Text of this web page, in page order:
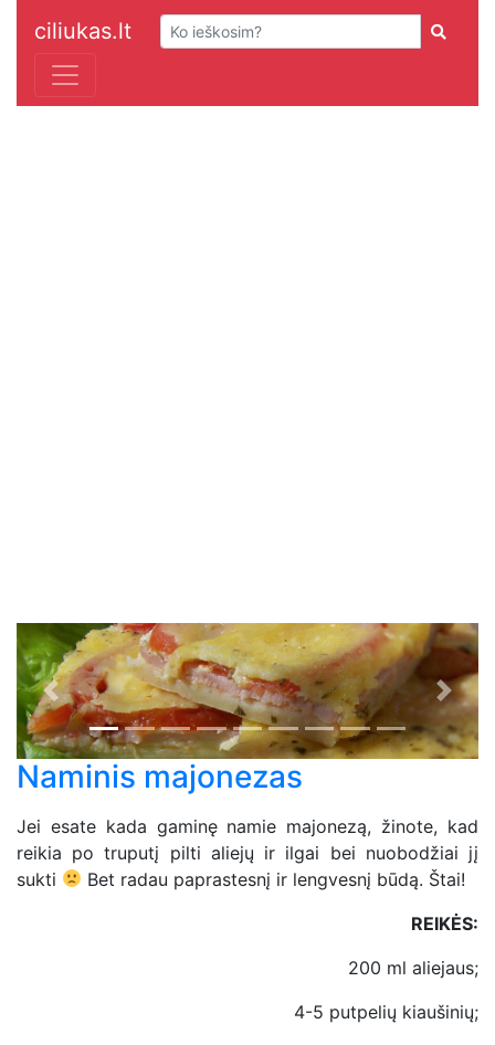
ciliukas.lt
Previous Next
Naminis majonezas
Jei esate kada gaminę namie majonezą, žinote, kad
reikia po truputį pilti aliejų ir ilgai bei nuobodžiai jį
sukti
Bet radau paprastesnį ir lengvesnį būdą. Štai!
REIKĖS:
200 ml aliejaus;
4-5 putpelių kiaušinių;